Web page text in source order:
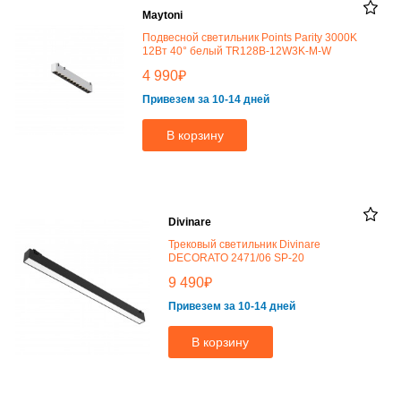
Maytoni
Подвесной светильник Points Parity 3000K
12Вт 40° белый TR128B-12W3K-M-W
4 990₽
Привезем за 10-14 дней
В корзину
Divinare
Трековый светильник Divinare
DECORATO 2471/06 SP-20
9 490₽
Привезем за 10-14 дней
В корзину